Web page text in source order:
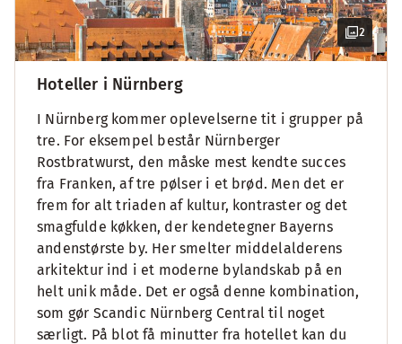
2
Hoteller i Nürnberg
I Nürnberg kommer oplevelserne tit i grupper på
tre. For eksempel består Nürnberger
Rostbratwurst, den måske mest kendte succes
fra Franken, af tre pølser i et brød. Men det er
frem for alt triaden af kultur, kontraster og det
smagfulde køkken, der kendetegner Bayerns
andenstørste by. Her smelter middelalderens
arkitektur ind i et moderne bylandskab på en
helt unik måde. Det er også denne kombination,
som gør Scandic Nürnberg Central til noget
særligt. På blot få minutter fra hotellet kan du